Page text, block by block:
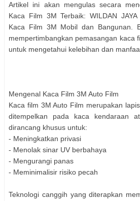
Artikel ini akan mengulas secara
Kaca Film 3M Terbaik: WILDAN
Kaca Film 3M Mobil dan Bangunan.
mempertimbangkan pemasangan kaca
untuk mengetahui kelebihan dan
Mengenal Kaca Film 3M Auto Film
Kaca film 3M Auto Film merupakan
ditempelkan pada kaca kendaraan
dirancang khusus untuk:
- Meningkatkan privasi
- Menolak sinar UV berbahaya
- Mengurangi panas
- Meminimalisir risiko pecah
Teknologi canggih yang diterapkan